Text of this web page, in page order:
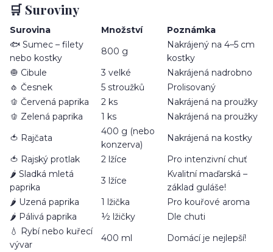
🛒 Suroviny
Surovina Množství
Poznámka
🐟 Sumec – filety
nebo kostky
800 g
Nakrájený na 4–5 cm
kostky
🧅 Cibule
3 velké
Nakrájená nadrobno
🧄 Česnek
5 stroužků
Prolisovaný
🫑 Červená paprika
2 ks
Nakrájená na proužky
🫑 Zelená paprika
1 ks
Nakrájená na proužky
🍅 Rajčata
400 g (nebo
konzerva)
Nakrájená na kostky
🍅 Rajský protlak
2 lžíce
Pro intenzivní chuť
🌶️ Sladká mletá
paprika
3 lžíce
Kvalitní maďarská –
základ guláše!
🌶️ Uzená paprika
1 lžička
Pro kouřové aroma
🌶️ Pálivá paprika
½ lžičky
Dle chuti
💧 Rybí nebo kuřecí
vývar
400 ml Domácí je nejlepší!